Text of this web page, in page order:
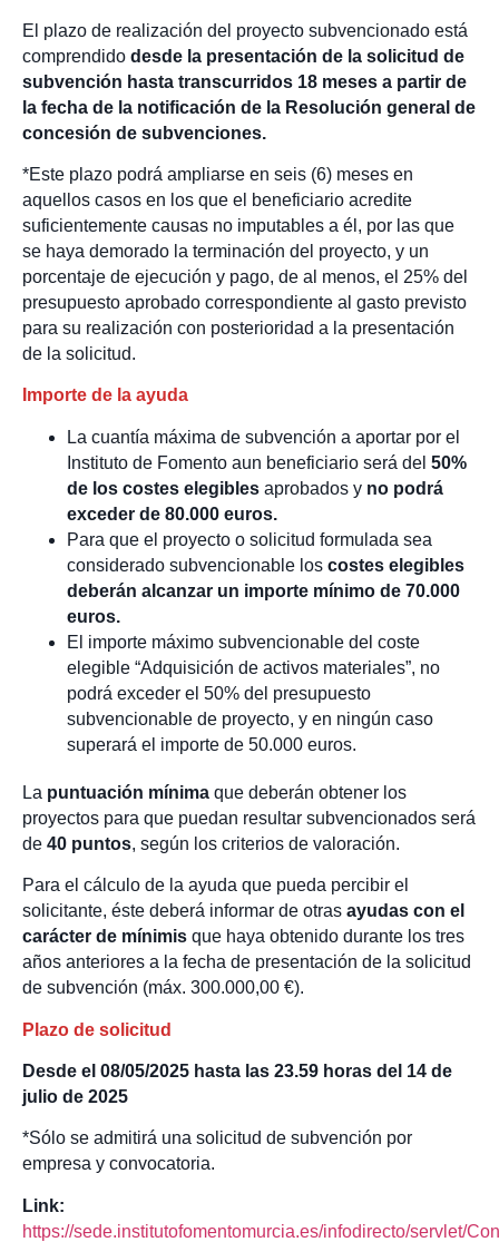
El plazo de realización del proyecto subvencionado está
comprendido desde la presentación de la solicitud de
subvención hasta transcurridos 18 meses a partir de
la fecha de la notificación de la Resolución general de
concesión de subvenciones.
*Este plazo podrá ampliarse en seis (6) meses en
aquellos casos en los que el beneficiario acredite
suficientemente causas no imputables a él, por las que
se haya demorado la terminación del proyecto, y un
porcentaje de ejecución y pago, de al menos, el 25% del
presupuesto aprobado correspondiente al gasto previsto
para su realización con posterioridad a la presentación
de la solicitud.
Importe de la ayuda
La cuantía máxima de subvención a aportar por el
Instituto de Fomento aun beneficiario será del 50%
de los costes elegibles aprobados y no podrá
exceder de 80.000 euros.
Para que el proyecto o solicitud formulada sea
considerado subvencionable los costes elegibles
deberán alcanzar un importe mínimo de 70.000
euros.
El importe máximo subvencionable del coste
elegible “Adquisición de activos materiales”, no
podrá exceder el 50% del presupuesto
subvencionable de proyecto, y en ningún caso
superará el importe de 50.000 euros.
La puntuación mínima que deberán obtener los
proyectos para que puedan resultar subvencionados será
de 40 puntos, según los criterios de valoración.
Para el cálculo de la ayuda que pueda percibir el
solicitante, éste deberá informar de otras ayudas con el
carácter de mínimis que haya obtenido durante los tres
años anteriores a la fecha de presentación de la solicitud
de subvención (máx. 300.000,00 €).
Plazo de solicitud
Desde el 08/05/2025 hasta las 23.59 horas del 14 de
julio de 2025
*Sólo se admitirá una solicitud de subvención por
empresa y convocatoria.
Link:
https://sede.institutofomentomurcia.es/infodirecto/servlet/